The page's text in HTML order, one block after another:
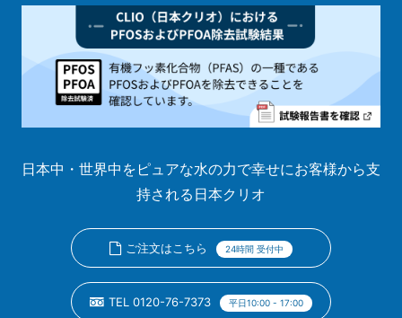
日本中・世界中をピュアな水の力で幸せにお客様から支
持される日本クリオ
ご注文はこちら 24時間 受付中
TEL 0120-76-7373 平日10:00 - 17:00